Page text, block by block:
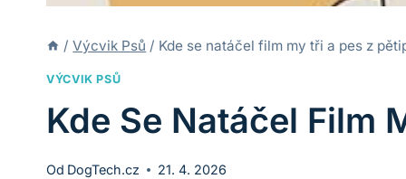
/ Výcvik Psů / Kde se natáčel film my tři a pes z
VÝCVIK PSŮ
Kde Se Natáčel Film
Od DogTech.cz 21. 4. 2026